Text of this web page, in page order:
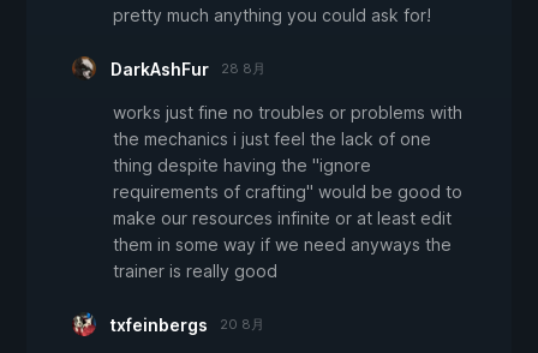
pretty much anything you could ask for!
DarkAshFur 28 8月
works just fine no troubles or problems with
the mechanics i just feel the lack of one
thing despite having the "ignore
requirements of crafting" would be good to
make our resources infinite or at least edit
them in some way if we need anyways the
trainer is really good
txfeinbergs 20 8月